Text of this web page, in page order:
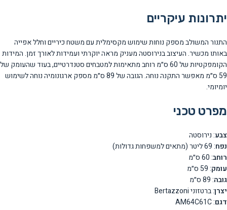
יתרונות עיקריים
התנור המשולב מספק נוחות שימוש מקסימלית עם משטח כיריים וחלל אפייה
באותו מכשיר. העיצוב בנירוסטה מעניק מראה יוקרתי ועמידות לאורך זמן. המידות
הקומפקטיות של 60 ס״מ רוחב מתאימות למטבחים סטנדרטיים, בעוד שהעומק של
59 ס״מ מאפשר התקנה נוחה. הגובה של 89 ס״מ מספק ארגונומיה נוחה לשימוש
יומיומי.
מפרט טכני
צבע: נירוסטה
נפח: 69 ליטר (מתאים למשפחות גדולות)
רוחב: 60 ס״מ
עומק: 59 ס״מ
גובה: 89 ס״מ
יצרן: ברטזוני Bertazzoni
דגם: AM64C61C